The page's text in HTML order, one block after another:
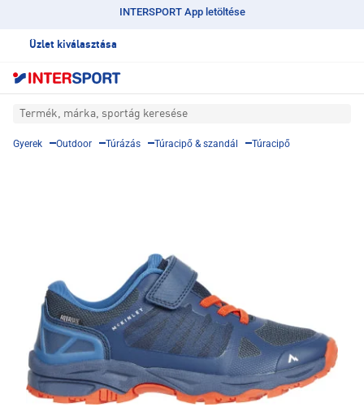
INTERSPORT App letöltése
Üzlet kiválasztása
Termék, márka, sportág keresése
Gyerek Outdoor Túrázás Túracipő & szandál Túracipő